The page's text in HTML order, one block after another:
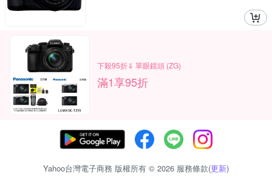
下殺95折⇓ 單眼鏡頭 (ZG)
滿1享95折
Yahoo台灣電子商務 版權所有 © 2026 服務條款(更新)